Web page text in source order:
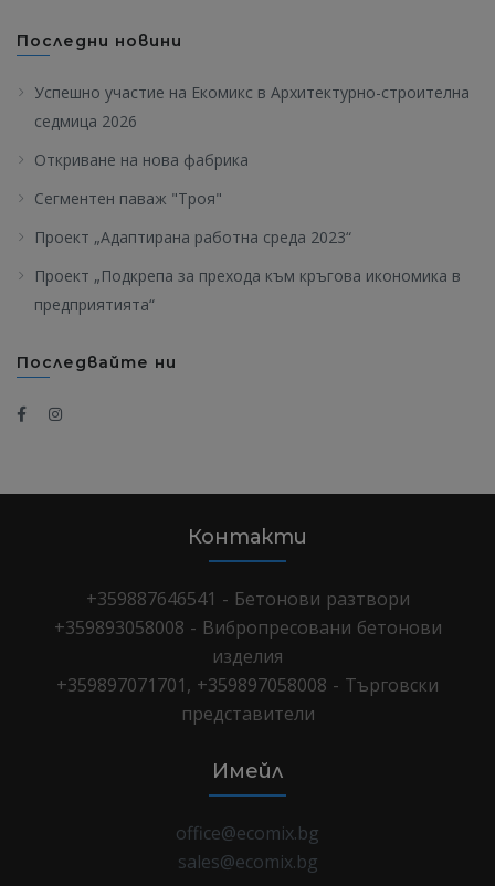
Последни новини
Успешно участие на Екомикс в Архитектурно-строителна
седмица 2026
Откриване на нова фабрика
Сегментен паваж "Троя"
Проект „Адаптирана работна среда 2023“
Проект „Подкрепа за прехода към кръгова икономика в
предприятията“
Последвайте ни
Контакти
+359887646541 - Бетонови разтвори
+359893058008 - Вибропресовани бетонови
изделия
+359897071701, +359897058008 - Търговски
представители
Имейл
office@ecomix.bg
sales@ecomix.bg